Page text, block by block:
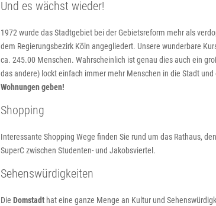
Und es wächst wieder!
1972 wurde das Stadtgebiet bei der Gebietsreform mehr als
dem Regierungsbezirk Köln angegliedert. Unsere wunderbare
ca. 245.00 Menschen. Wahrscheinlich ist genau dies auch ein
das andere) lockt einfach immer mehr Menschen in die Stadt
Wohnungen geben!
Shopping
Interessante Shopping Wege finden Sie rund um das Rathaus,
SuperC zwischen Studenten- und Jakobsviertel.
Sehenswürdigkeiten
Die Domstadt hat eine ganze Menge an Kultur und